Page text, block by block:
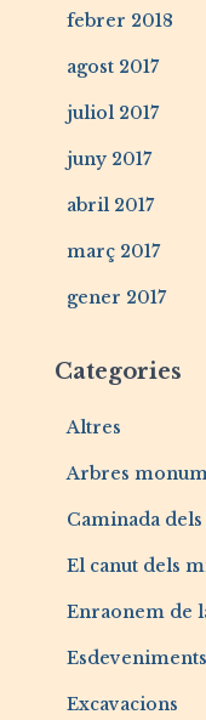
febrer 2018
agost 2017
juliol 2017
juny 2017
abril 2017
març 2017
gener 2017
Categories
Altres
Arbres
Caminada
El canut dels
Enraonem de
Esdeveniments
Excavacions